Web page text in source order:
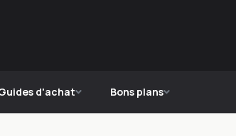
d'achat Bons plans